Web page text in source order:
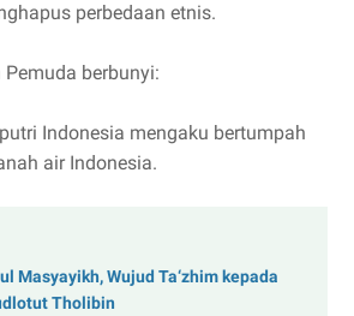
perbedaan etnis.
berbunyi:
Indonesia mengaku bertumpah
air Indonesia.
Masyayikh, Wujud Ta‘zhim kepada
Tholibin